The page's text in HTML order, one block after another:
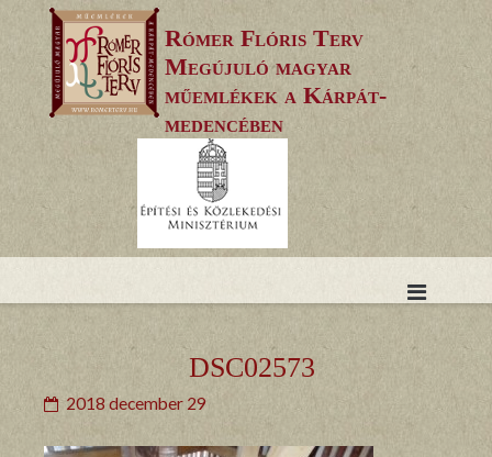
to
content
Rómer Flóris Terv
Megújuló magyar
műemlékek a Kárpát-
medencében
DSC02573
2018 december 29